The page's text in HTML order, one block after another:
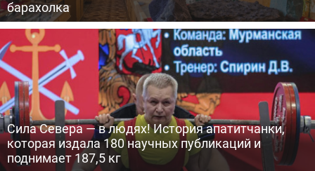
барахолка
Сила Севера — в людях! История апатитчанки,
которая издала 180 научных публикаций и
поднимает 187,5 кг